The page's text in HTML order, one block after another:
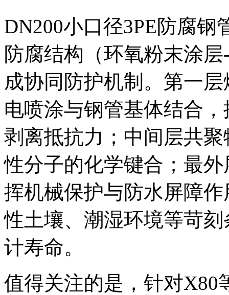
DN200小口径3PE防腐
防腐结构（环氧粉末涂
成协同防护机制。第一
电喷涂与钢管基体结合
剥离抵抗力；中间层共
性分子的化学键合；最
挥机械保护与防水屏障
性土壤、潮湿环境等苛
计寿命。
值得关注的是，针对X80